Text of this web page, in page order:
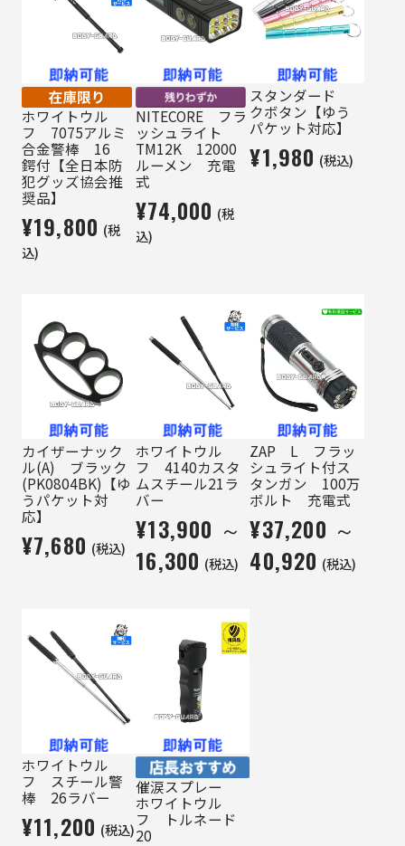
ホワイトウル
フ 7075アルミ
合金警棒 16
鍔付【全日本防
犯グッズ協会推
奨品】
¥19,800 (税
込)
NITECORE フラ
ッシュライト
TM12K 12000
ルーメン 充電
式
¥74,000 (税
込)
スタンダード
クボタン【ゆう
パケット対応】
¥1,980 (税込)
カイザーナック
ル(A) ブラック
(PK0804BK)【ゆ
うパケット対
応】
¥7,680 (税込)
ホワイトウル
フ 4140カスタ
ムスチール21ラ
バー
¥13,900 ～
16,300 (税込)
ZAP L フラッ
シュライト付ス
タンガン 100万
ボルト 充電式
¥37,200 ～
40,920 (税込)
ホワイトウル
フ スチール警
棒 26ラバー
¥11,200 (税込)
催涙スプレー
ホワイトウル
フ トルネード
20